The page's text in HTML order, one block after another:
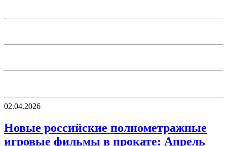
02.04.2026
Новые российские полнометражные
игровые фильмы в прокате: Апрель